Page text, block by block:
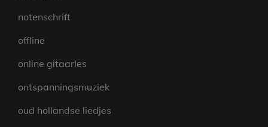
notenschrift
offline
online gitaarles
ontspanningsmuziek
oud hollandse liedjes